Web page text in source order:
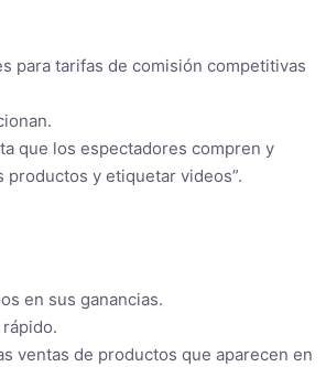
para tarifas de comisión competitivas
que los espectadores compren y
y etiquetar videos”.
en sus ganancias.
ventas de productos que aparecen en